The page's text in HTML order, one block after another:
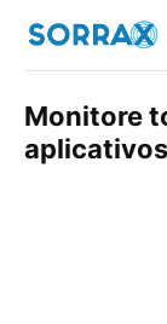
Monitore
aplicativos